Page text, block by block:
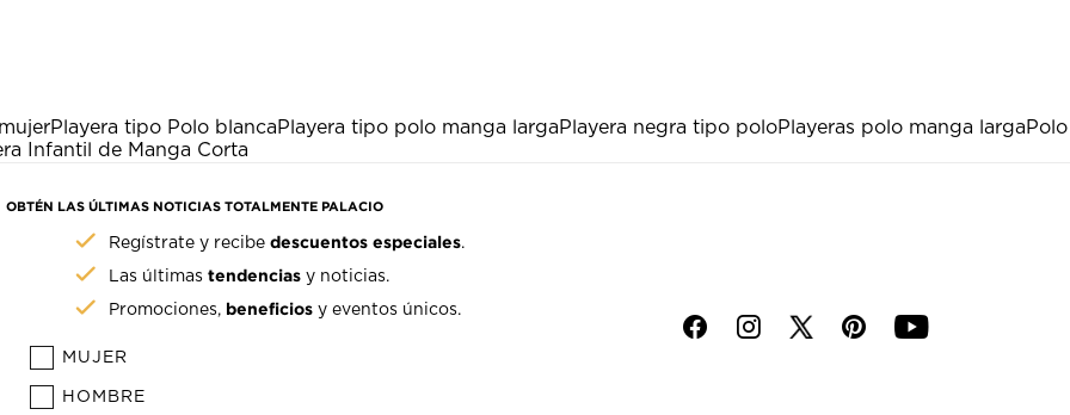
Playera tipo Polo blancaPlayera tipo polo manga largaPlayera negra tipo poloPlayeras polo manga largaPolo
Infantil de Manga Corta
OBTÉN LAS ÚLTIMAS NOTICIAS TOTALMENTE PALACIO
Regístrate y recibedescuentos especiales.
Las últimastendencias y noticias.
Promociones, beneficios y eventos únicos.
MUJER
HOMBRE
f i p y